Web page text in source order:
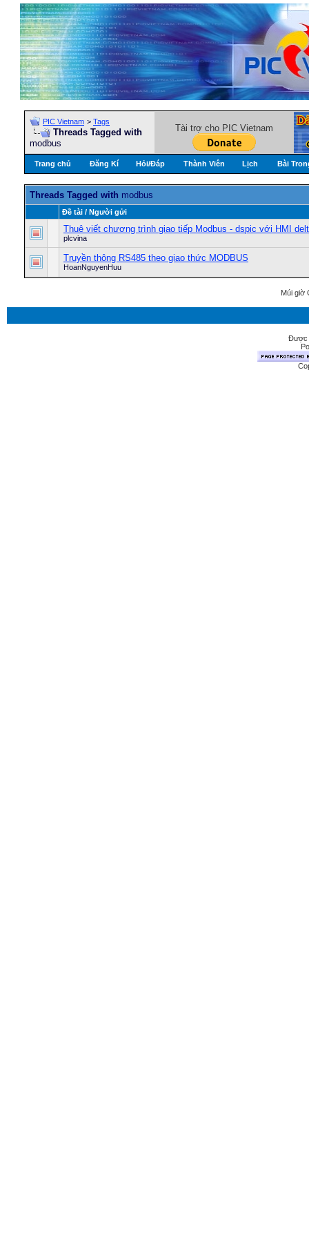
PIC Vietnam > Tags
Threads Tagged with
modbus
Tài trợ cho PIC Vietnam
Trang chủ Đăng Kí Hỏi/Ðáp Thành Viên Lịch Bài
Threads Tagged with modbus
Ðề tài / Người gửi
Thuê viết chương trình giao tiếp Modbus - dspic với HMI
plcvina
Truyền thông RS485 theo giao thức MODBUS
HoanNguyenHuu
Múi giờ
Được